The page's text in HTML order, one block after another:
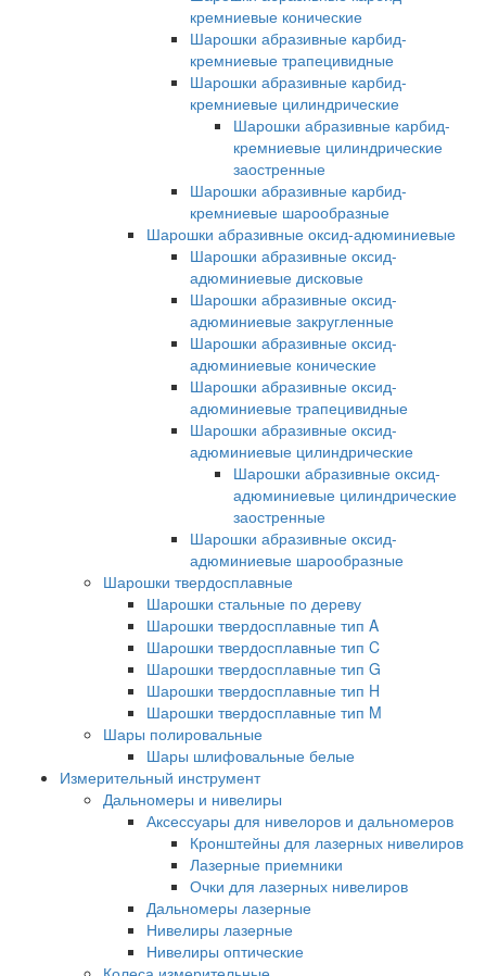
кремниевые конические
Шарошки абразивные карбид-
кремниевые трапецивидные
Шарошки абразивные карбид-
кремниевые цилиндрические
Шарошки абразивные карбид-
кремниевые цилиндрические
заостренные
Шарошки абразивные карбид-
кремниевые шарообразные
Шарошки абразивные оксид-адюминиевые
Шарошки абразивные оксид-
адюминиевые дисковые
Шарошки абразивные оксид-
адюминиевые закругленные
Шарошки абразивные оксид-
адюминиевые конические
Шарошки абразивные оксид-
адюминиевые трапецивидные
Шарошки абразивные оксид-
адюминиевые цилиндрические
Шарошки абразивные оксид-
адюминиевые цилиндрические
заостренные
Шарошки абразивные оксид-
адюминиевые шарообразные
Шарошки твердосплавные
Шарошки стальные по дереву
Шарошки твердосплавные тип A
Шарошки твердосплавные тип C
Шарошки твердосплавные тип G
Шарошки твердосплавные тип H
Шарошки твердосплавные тип M
Шары полировальные
Шары шлифовальные белые
Измерительный инструмент
Дальномеры и нивелиры
Аксессуары для нивелоров и дальномеров
Кронштейны для лазерных нивелиров
Лазерные приемники
Очки для лазерных нивелиров
Дальномеры лазерные
Нивелиры лазерные
Нивелиры оптические